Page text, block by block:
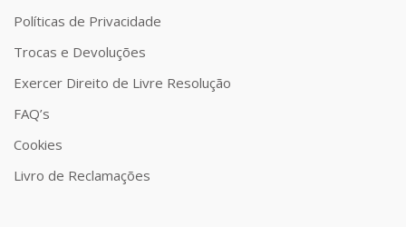
Políticas de Privacidade
Trocas e Devoluções
Exercer Direito de Livre Resolução
FAQ’s
Cookies
Livro de Reclamações